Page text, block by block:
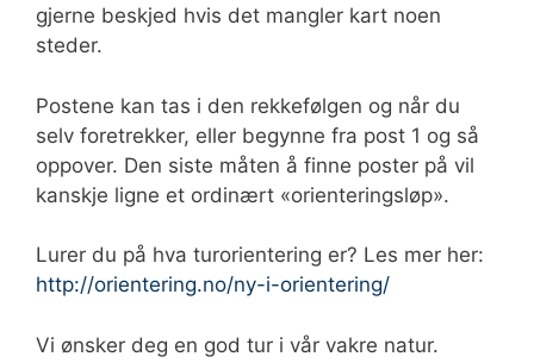
gjerne beskjed hvis det mangler kart noen
steder.
Postene kan tas i den rekkefølgen og når du
selv foretrekker, eller begynne fra post 1 og så
oppover. Den siste måten å finne poster på vil
kanskje ligne et ordinært «orienteringsløp».
Lurer du på hva turorientering er? Les mer her:
http://orientering.no/ny-i-orientering/
Vi ønsker deg en god tur i vår vakre natur.